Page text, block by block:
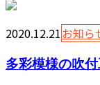
2020.12.21お知ら
多彩模様の吹